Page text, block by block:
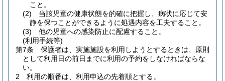
こと。
(2)
当該児童の健康状態を的確に把握し、病状に応じて安
静を保つことができるように処遇内容を工夫すること。
(3)
他の児童への感染防止に配慮すること。
(利用手続等)
第7条
保護者は、実施施設を利用しようとするときは、原則
として利用日の前日までに利用の予約をしなければならな
い。
2
利用の順番は、利用申込の先着順とする。